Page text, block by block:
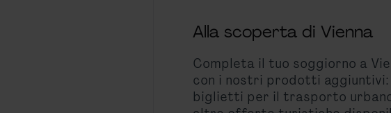
Alla scoperta di Vienna
Completa il tuo soggiorno a
con i nostri prodotti aggiuntivi:
biglietti per il trasporto